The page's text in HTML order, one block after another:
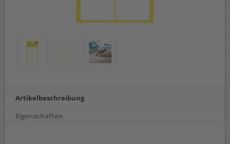
Artikelbeschreibung
Eigenschaften